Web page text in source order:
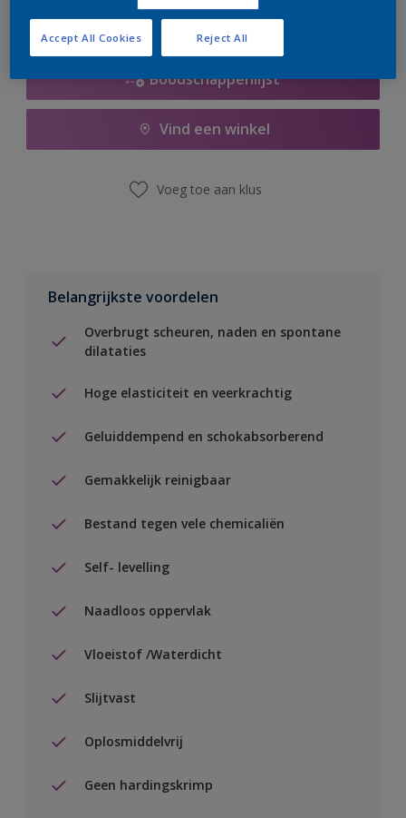
Boodschappenlijst
Vind een winkel
Voeg toe aan klus
Belangrijkste voordelen
Overbrugt scheuren, naden en spontane
dilataties
Hoge elasticiteit en veerkrachtig
Geluiddempend en schokabsorberend
Gemakkelijk reinigbaar
Bestand tegen vele chemicaliën
Self- levelling
Naadloos oppervlak
Vloeistof /Waterdicht
Slijtvast
Oplosmiddelvrij
Geen hardingskrimp
Reject All
Accept All Cookies